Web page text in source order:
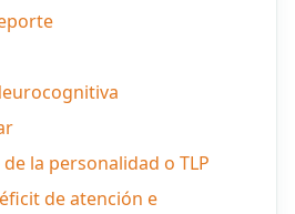
la personalidad o TLP
de atención e